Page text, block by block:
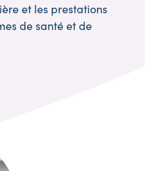
et les prestations
de santé et de